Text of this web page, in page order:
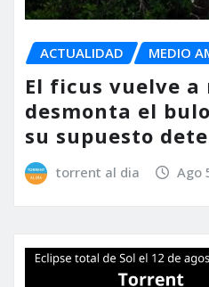
ACTUALIDAD MEDIO
El ficus vuelve a
desmonta el
su supuesto
torrent al dia Ago